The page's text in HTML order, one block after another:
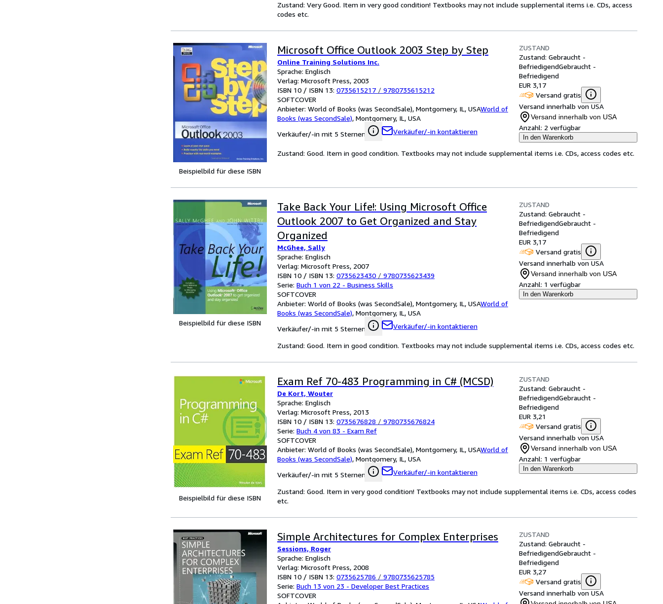
Zustand: Very Good. Item in very good condition! Textbooks may not include supplemental items i.e. CDs, access
codes etc.
Beispielbild für diese ISBN
Microsoft Office Outlook 2003 Step by Step
Online Training Solutions Inc.
Sprache: Englisch
Verlag: Microsoft Press, 2003
ISBN 10 / ISBN 13: 0735615217 / 9780735615212
SOFTCOVER
Anbieter: World of Books (was SecondSale), Montgomery, IL, USAWorld of
Books (was SecondSale), Montgomery, IL, USA
Verkäufer/-in mit 5 Sternen
Verkäufer/-in kontaktieren
ZUSTAND
Zustand: Gebraucht -
BefriedigendGebraucht -
Befriedigend
EUR 3,17
Versand gratis
Versand innerhalb von USA
Versand innerhalb von USA
Anzahl: 2 verfügbar
In den Warenkorb
Zustand: Good. Item in good condition. Textbooks may not include supplemental items i.e. CDs, access codes etc.
Beispielbild für diese ISBN
Take Back Your Life!: Using Microsoft Office
Outlook 2007 to Get Organized and Stay
Organized
McGhee, Sally
Sprache: Englisch
Verlag: Microsoft Press, 2007
ISBN 10 / ISBN 13: 0735623430 / 9780735623439
Serie: Buch 1 von 22 - Business Skills
SOFTCOVER
Anbieter: World of Books (was SecondSale), Montgomery, IL, USAWorld of
Books (was SecondSale), Montgomery, IL, USA
Verkäufer/-in mit 5 Sternen
Verkäufer/-in kontaktieren
ZUSTAND
Zustand: Gebraucht -
BefriedigendGebraucht -
Befriedigend
EUR 3,17
Versand gratis
Versand innerhalb von USA
Versand innerhalb von USA
Anzahl: 1 verfügbar
In den Warenkorb
Zustand: Good. Item in good condition. Textbooks may not include supplemental items i.e. CDs, access codes etc.
Beispielbild für diese ISBN
Exam Ref 70-483 Programming in C# (MCSD)
De Kort, Wouter
Sprache: Englisch
Verlag: Microsoft Press, 2013
ISBN 10 / ISBN 13: 0735676828 / 9780735676824
Serie: Buch 4 von 83 - Exam Ref
SOFTCOVER
Anbieter: World of Books (was SecondSale), Montgomery, IL, USAWorld of
Books (was SecondSale), Montgomery, IL, USA
Verkäufer/-in mit 5 Sternen
Verkäufer/-in kontaktieren
ZUSTAND
Zustand: Gebraucht -
BefriedigendGebraucht -
Befriedigend
EUR 3,21
Versand gratis
Versand innerhalb von USA
Versand innerhalb von USA
Anzahl: 1 verfügbar
In den Warenkorb
Zustand: Good. Item in very good condition! Textbooks may not include supplemental items i.e. CDs, access codes
etc.
Simple Architectures for Complex Enterprises
Sessions, Roger
Sprache: Englisch
Verlag: Microsoft Press, 2008
ISBN 10 / ISBN 13: 0735625786 / 9780735625785
Serie: Buch 13 von 23 - Developer Best Practices
SOFTCOVER
ZUSTAND
Zustand: Gebraucht -
BefriedigendGebraucht -
Befriedigend
EUR 3,27
Versand gratis
Versand innerhalb von USA